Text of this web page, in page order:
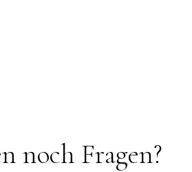
noch Fragen?